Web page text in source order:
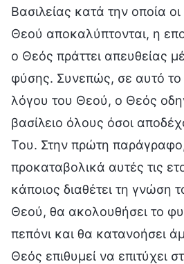
Βασιλείας κατά την οποία
Θεού αποκαλύπτονται, η
ο Θεός πράττει απευθείας
φύσης. Συνεπώς, σε αυτό το
λόγου του Θεού, ο Θεός
βασίλειο όλους όσοι
Του. Στην πρώτη
προκαταβολικά αυτές τις
κάποιος διαθέτει τη γνώση
Θεού, θα ακολουθήσει το
πεπόνι και θα κατανοήσει
Θεός επιθυμεί να επιτύχει